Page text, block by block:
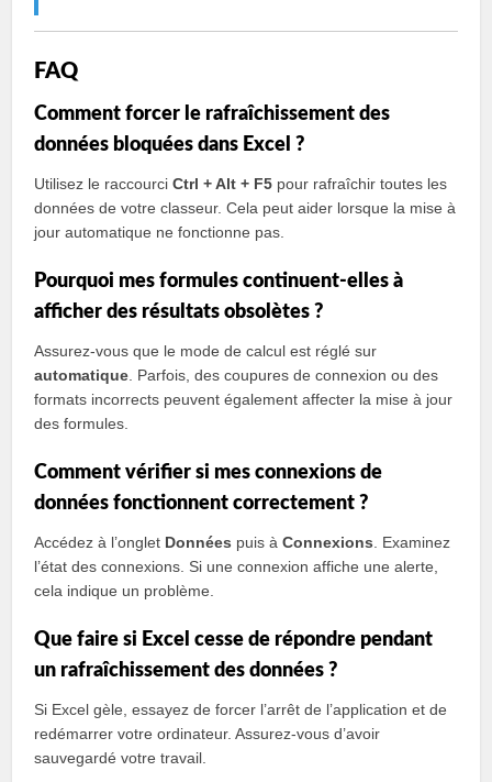
FAQ
Comment forcer le rafraîchissement des
données bloquées dans Excel ?
Utilisez le raccourciCtrl + Alt + F5 pour rafraîchir toutes les
données de votre classeur. Cela peut aider lorsque la mise à
jour automatique ne fonctionne pas.
Pourquoi mes formules continuent-elles à
afficher des résultats obsolètes ?
Assurez-vous que le mode de calcul est réglé sur
automatique . Parfois, des coupures de connexion ou des
formats incorrects peuvent également affecter la mise à jour
des formules.
Comment vérifier si mes connexions de
données fonctionnent correctement ?
Accédez à l’onglet Données puis àConnexions . Examinez
l’état des connexions. Si une connexion affiche une alerte,
cela indique un problème.
Que faire si Excel cesse de répondre pendant
un rafraîchissement des données ?
Si Excel gèle, essayez de forcer l’arrêt de l’application et de
redémarrer votre ordinateur. Assurez-vous d’avoir
sauvegardé votre travail.